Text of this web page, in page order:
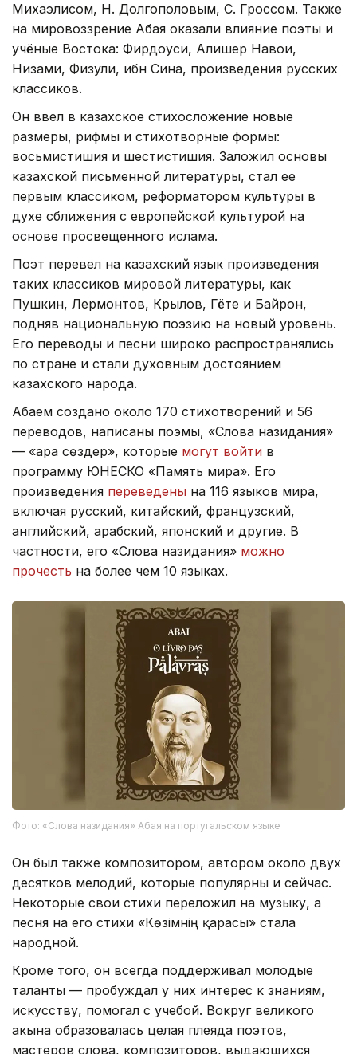
Михаэлисом, Н. Долгополовым, С. Гроссом. Также
на мировоззрение Абая оказали влияние поэты и
учёные Востока: Фирдоуси, Алишер Навои,
Низами, Физули, ибн Сина, произведения русских
классиков.
Он ввел в казахское стихосложение новые
размеры, рифмы и стихотворные формы:
восьмистишия и шестистишия. Заложил основы
казахской письменной литературы, стал ее
первым классиком, реформатором культуры в
духе сближения с европейской культурой на
основе просвещенного ислама.
Поэт перевел на казахский язык произведения
таких классиков мировой литературы, как
Пушкин, Лермонтов, Крылов, Гёте и Байрон,
подняв национальную поэзию на новый уровень.
Его переводы и песни широко распространялись
по стране и стали духовным достоянием
казахского народа.
Абаем создано около 170 стихотворений и 56
переводов, написаны поэмы, «Слова назидания»
— «Қара сөздер», которые могут войти в
программу ЮНЕСКО «Память мира». Его
произведения переведены на 116 языков мира,
включая русский, китайский, французский,
английский, арабский, японский и другие. В
частности, его «Слова назидания» можно
прочесть на более чем 10 языках.
Фото: «Слова назидания» Абая на португальском языке
Он был также композитором, автором около двух
десятков мелодий, которые популярны и сейчас.
Некоторые свои стихи переложил на музыку, а
песня на его стихи «Көзімнің қарасы» стала
народной.
Кроме того, он всегда поддерживал молодые
таланты — пробуждал у них интерес к знаниям,
искусству, помогал с учебой. Вокруг великого
акына образовалась целая плеяда поэтов,
мастеров слова, композиторов, выдающихся